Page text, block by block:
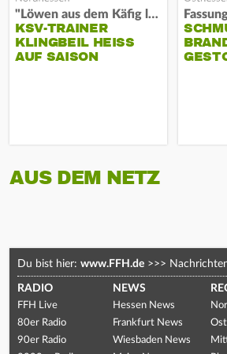
"Löwen aus dem Käfig lassen"
KSV-TRAINER
KLINGBEIL HEISS A
UF SAISON
AUS DEM NETZ
Du bist hier: www.FFH.de >>>
RADIO
FFH Live
80er Radio
90er Radio
NEWS
Hessen News
Frankfurt News
Wiesbaden News